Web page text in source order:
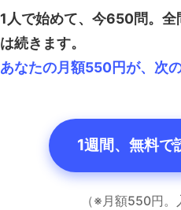
1人で始めて、今650問。
は続きます。
あなたの月額550円が、次
1週間、無料で
（※月額550円。